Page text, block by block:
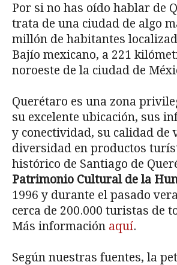
Por si no has oído hablar de
trata de una ciudad de algo
millón de habitantes
Bajío mexicano, a 221
noroeste de la ciudad de
Querétaro es una zona
su excelente ubicación, sus
y conectividad, su calidad de
diversidad en productos
histórico de Santiago de
Patrimonio Cultural de la
1996 y durante el pasado
cerca de 200.000 turistas de
Más información aquí.
Según nuestras fuentes, la